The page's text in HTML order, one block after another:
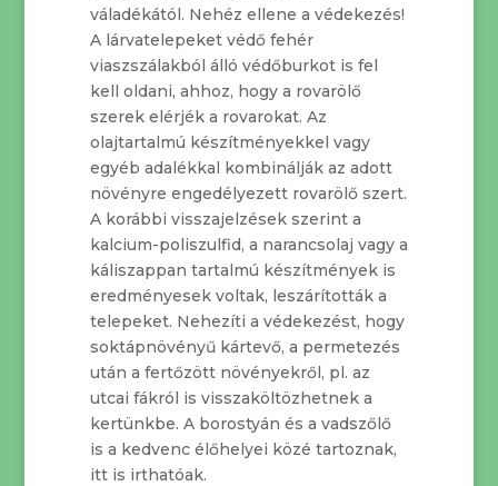
váladékától. Nehéz ellene a védekezés!
A lárvatelepeket védő fehér
viaszszálakból álló védőburkot is fel
kell oldani, ahhoz, hogy a rovarölő
szerek elérjék a rovarokat. Az
olajtartalmú készítményekkel vagy
egyéb adalékkal kombinálják az adott
növényre engedélyezett rovarölő szert.
A korábbi visszajelzések szerint a
kalcium-poliszulfid, a narancsolaj vagy a
káliszappan tartalmú készítmények is
eredményesek voltak, leszárították a
telepeket. Nehezíti a védekezést, hogy
soktápnövényű kártevő, a permetezés
után a fertőzött növényekről, pl. az
utcai fákról is visszaköltözhetnek a
kertünkbe. A borostyán és a vadszőlő
is a kedvenc élőhelyei közé tartoznak,
itt is irthatóak.